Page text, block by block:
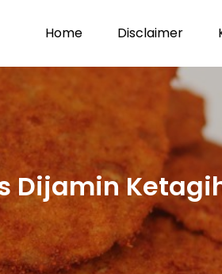
Home Disclaimer
Dijamin